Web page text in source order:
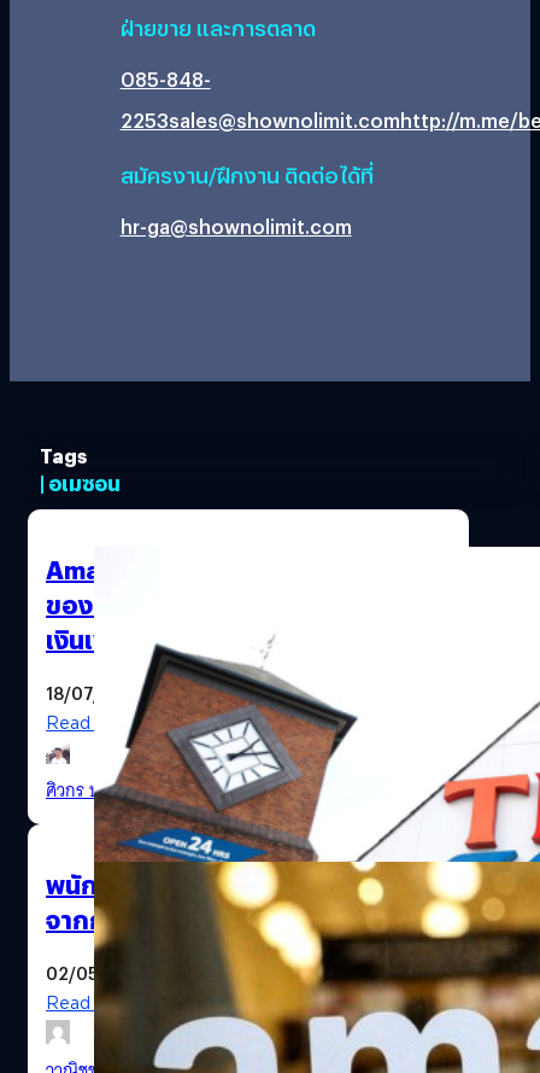
ฝ่ายขาย และการตลาด
085-848-
2253sales@shownolimit.comhttp://m.me/
สมัครงาน/ฝึกงาน ติดต่อได้ที่
hr-ga@shownolimit.com
Tags
| อเมซอน
Amazon รุกหนักตลาดอังกฤษ ขาย
ของสดราคาถูกเท่า Tesco ไม่สน
เงินเฟ้อสูง
18/07/2022
Read More
ศิวกร ปล้องใหม| 1482 days ago
พนักงาน Amazon จะไม่ได้รับค่าจ้าง
จากการลาป่วยโควิดอีกต่อไป
02/05/2022
Read More